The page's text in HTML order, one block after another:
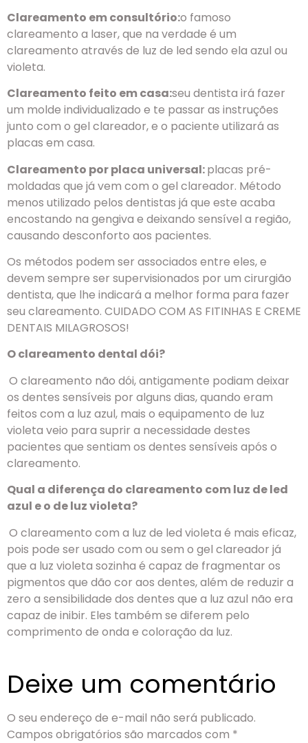
Clareamento em consultório:o famoso
clareamento a laser, que na verdade é um
clareamento através de luz de led sendo ela azul ou
violeta.
Clareamento feito em casa:seu dentista irá fazer
um molde individualizado e te passar as instruções
junto com o gel clareador, e o paciente utilizará as
placas em casa.
Clareamento por placa universal:placas pré-
moldadas que já vem com o gel clareador. Método
menos utilizado pelos dentistas já que este acaba
encostando na gengiva e deixando sensível a região,
causando desconforto aos pacientes.
Os métodos podem ser associados entre eles, e
devem sempre ser supervisionados por um cirurgião
dentista, que lhe indicará a melhor forma para fazer
seu clareamento. CUIDADO COM AS FITINHAS E CREME
DENTAIS MILAGROSOS!
O clareamento dental dói?
O clareamento não dói, antigamente podiam deixar
os dentes sensíveis por alguns dias, quando eram
feitos com a luz azul, mais o equipamento de luz
violeta veio para suprir a necessidade destes
pacientes que sentiam os dentes sensíveis após o
clareamento.
Qual a diferença do clareamento com luz de led
azul e o de luz violeta?
O clareamento com a luz de led violeta é mais eficaz,
pois pode ser usado com ou sem o gel clareador já
que a luz violeta sozinha é capaz de fragmentar os
pigmentos que dão cor aos dentes, além de reduzir a
zero a sensibilidade dos dentes que a luz azul não era
capaz de inibir. Eles também se diferem pelo
comprimento de onda e coloração da luz.
Deixe um comentário
O seu endereço de e-mail não será publicado.
Campos obrigatórios são marcados com *